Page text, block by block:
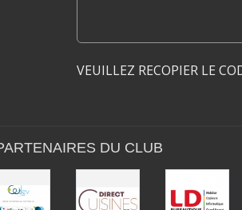
VEUILLEZ RECOPIER LE
DU CLUB